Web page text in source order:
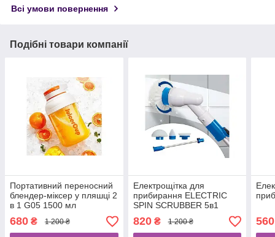
Всі умови повернення
Подібні товари компанії
Портативний переносний
блендер-міксер у пляшці 2
в 1 G05 1500 мл
соковичавниця
акумуляторна
680 ₴ 1 200 ₴
Електрощітка для
прибирання ELECTRIC
SPIN SCRUBBER 5в1
(7,4V 2600 mAh)
820₴ 1 200 ₴ 560